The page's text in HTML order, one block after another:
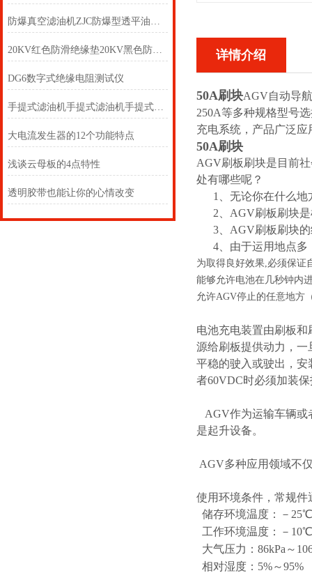
防爆真空滤油机ZJC防爆型透平油滤油机TY-B防爆真空滤油机
20KV红色防滑绝缘垫20KV黑色防滑绝缘垫
DG6数字式绝缘电阻测试仪
手提式滤油机手提式滤油机手提式滤油机手提式滤油机
大电流发生器的12个功能特点
浅谈云母板的4点特性
透明胶带也能让你的心情改变
详情介绍
50A刷块AGV自动导
250A等多种规格型号
充电系统，产品广泛
50A刷块
AGV刷板刷块是目前
处有哪些呢？
1、无论你在什么地
2、AGV刷板刷块是
3、AGV刷板刷块的
4、由于运用地点多
为取得良好效果,必须保证
能够允许电池在几秒钟内
允许AGV停止的任意地方
电池充电装置由刷板
源给刷板提供动力，
平稳的驶入或驶出，安
者60VDC时必须加装
AGV作为运输车辆或
是起升设备。
AGV多种应用领域不
使用环境条件，常规件
储存环境温度：－
工作环境温度：－
大气压力：86kPa～
相对湿度：5%～95%